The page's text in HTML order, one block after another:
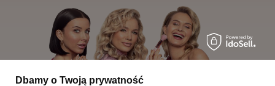
Dbamy o Twoją prywatność